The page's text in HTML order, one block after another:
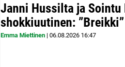
Janni Hussilta ja
shokkiuutinen: ”Breikki”
Emma Miettinen | 06.08.2026 16:47